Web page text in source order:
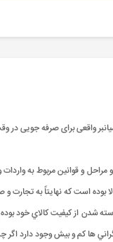
واقعی برای صرفه جویی در
و قوانين مربوط به واردات
است که نهايتاً به تجارت
از کيفيت کالاي خود
نگراني ها کم و بيش وجود